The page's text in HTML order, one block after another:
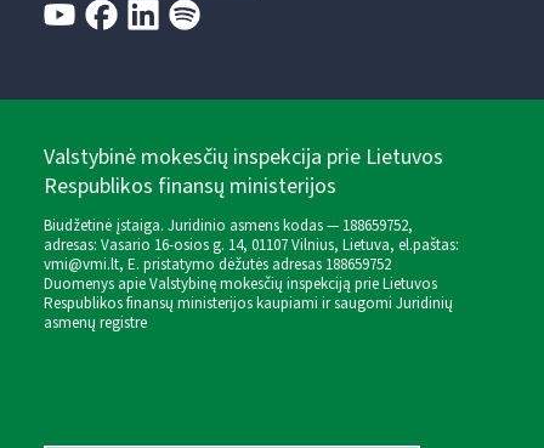
Valstybinė mokesčių inspekcija prie Lietuvos
Respublikos finansų ministerijos
Biudžetinė įstaiga. Juridinio asmens kodas — 188659752,
adresas: Vasario 16-osios g. 14, 01107 Vilnius, Lietuva, el.paštas:
vmi@vmi.lt, E. pristatymo dėžutės adresas 188659752
Duomenys apie Valstybinę mokesčių inspekciją prie Lietuvos
Respublikos finansų ministerijos kaupiami ir saugomi Juridinių
asmenų registre